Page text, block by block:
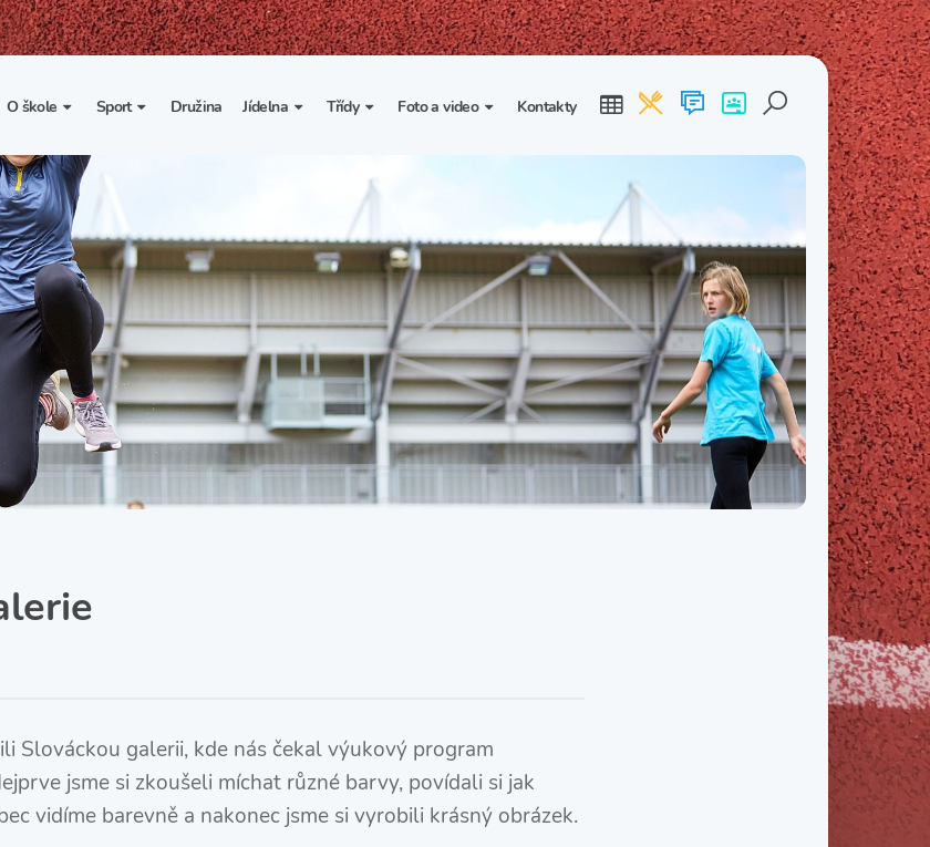
třídy
O škole
Základní informace
Organizace školního roku
Výuka a učební plán
Zájmové kroužky
Školní poradenské
pracoviště
Školní psycholožka
Školská rada
SRPŠ – Spolek rodičů a
Sport
Spolupráce se sportovními
kluby
Školní sportovní klub
Tělesná výchova a sport
Družina Jídelna
Vnitřní řád školní jídelny
Třídy
Třída I. B Třída I. C
Třída II. A Třída II. C
Třída III. A Třída III. B Třída III. C
Třída IV. A Třída IV. B Třída IV. C
Třída V. A Třída V. B Třída V. C
Třída VI. A Třída VI. B Třída VI. C
Třída VII. A Třída VII. B Třída VII. C
Třída VIII. A Třída VIII. C
Foto a video Kontakty
Slováckou galerii, kde nás čekal výukový program
jsme si zkoušeli míchat různé barvy, povídali si jak
vidíme barevně a nakonec jsme si vyrobili krásný obrázek.